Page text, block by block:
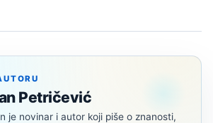
Petričević
je novinar i autor koji piše o znanosti,